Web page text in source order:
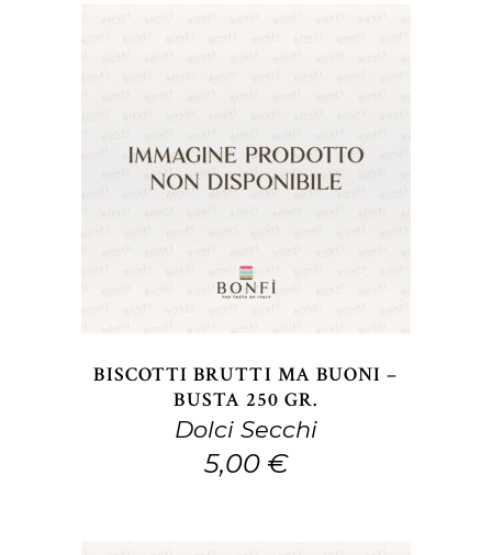
AGGIUNGI AL CARRELLO
BISCOTTI BRUTTI MA BUONI –
BUSTA 250 GR.
Dolci Secchi
5,00 €